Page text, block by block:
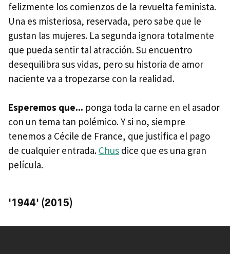
felizmente los comienzos de la revuelta feminista.
Una es misteriosa, reservada, pero sabe que le
gustan las mujeres. La segunda ignora totalmente
que pueda sentir tal atracción. Su encuentro
desequilibra sus vidas, pero su historia de amor
naciente va a tropezarse con la realidad.
Esperemos que... ponga toda la carne en el asador
con un tema tan polémico. Y si no, siempre
tenemos a Cécile de France, que justifica el pago
de cualquier entrada. Chus dice que es una gran
película.
'1944' (2015)